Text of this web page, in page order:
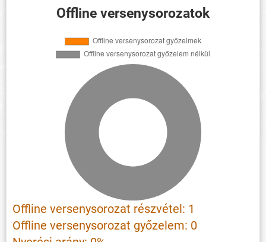
Offline versenysorozatok
Offline versenysorozat részvétel: 1
Offline versenysorozat győzelem: 0